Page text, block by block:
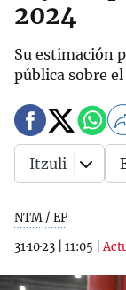
2024
Su estimación
pública sobre
NTM / EP
31·10·23
11:05 |
Itzuli